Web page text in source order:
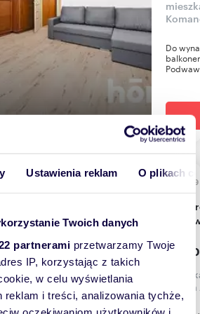
Ustawienia reklam O plikach
Twoich danych
partnerami przetwarzamy Twoje
IP, korzystając z takich
w celu wyświetlania
i treści, analizowania tychże,
Do
86,39
4